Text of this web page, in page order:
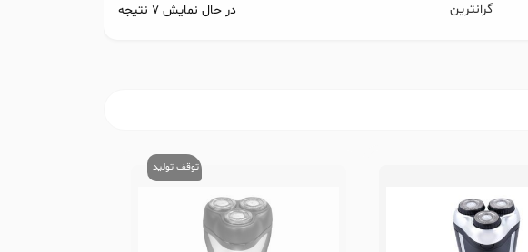
در حال نمایش 7 نتیجه گرانترین
توقف تولید